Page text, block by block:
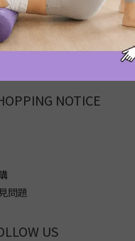
NOTICE
問題
US